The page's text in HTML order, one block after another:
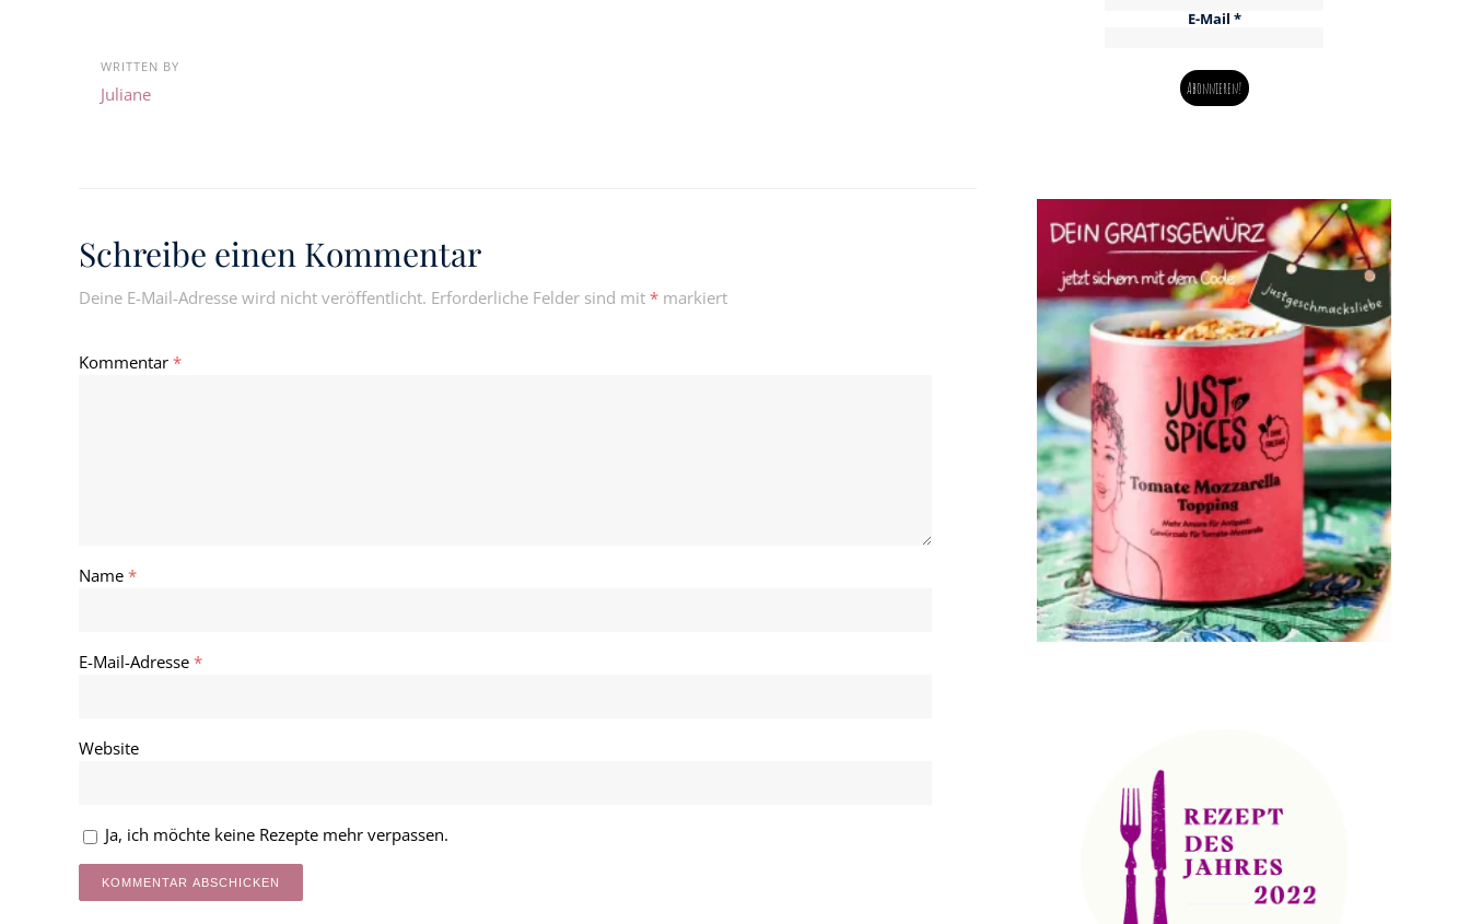
WRITTEN BY
Juliane
Schreibe einen Kommentar
Deine E-Mail-Adresse wird nicht veröffentlicht. Erforderliche Felder sind mit * markiert
Kommentar *
Name *
E-Mail-Adresse *
Website
Ja, ich möchte keine Rezepte mehr verpassen.
E-Mail *